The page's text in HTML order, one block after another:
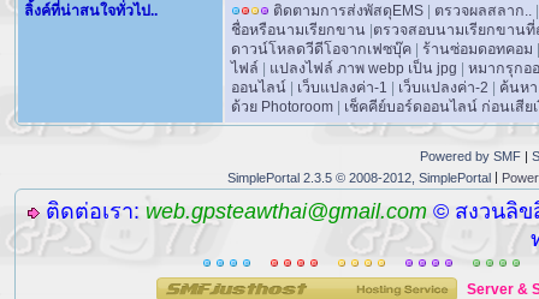
ลิ้งค์ที่น่าสนใจทั่วไป..
ติดตามการส่งพัสดุEMS | ตรวจผลสลาก..
|
ชื่อหรือนามเรียกขาน |ตรวจสอบนามเรียกขานที่
ดาวน์โหลดวีดีโอจากเฟซบุ๊ค | ร้านซ่อมดอทคอม |
ไฟล์ | แปลงไฟล์ ภาพ webp เป็น jpg | หมากรุกอ
ออนไลน์ | เว็บแปลงค่า-1 | เว็บแปลงค่า-2 | ค้นห
ด้วย Photoroom | เช็คคีย์บอร์ดออนไลน์ ก่อนเสีย
Powered by SMF |
SimplePortal 2.3.5 © 2008-2012, SimplePortal |
ติดต่อเรา: web.gpsteawthai@gmail.com © สงวนลิข
Server &